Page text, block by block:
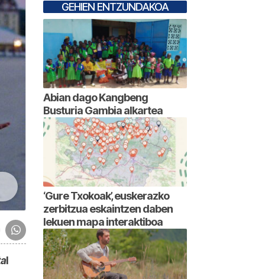
l
GEHIEN ENTZUNDAKOA
Abian dago Kangbeng
Busturia Gambia alkartea
‘Gure Txokoak’, euskerazko
zerbitzua eskaintzen daben
lekuen mapa interaktiboa